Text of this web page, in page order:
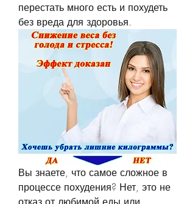
перестать много есть и похудеть
без вреда для здоровья.
Вы знаете, что самое сложное в
процессе похудения? Нет, это не
отказ от любимой еды или